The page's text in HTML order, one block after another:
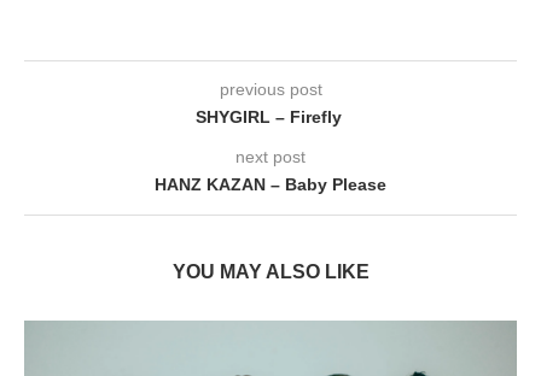
previous post
SHYGIRL – Firefly
next post
HANZ KAZAN – Baby Please
YOU MAY ALSO LIKE